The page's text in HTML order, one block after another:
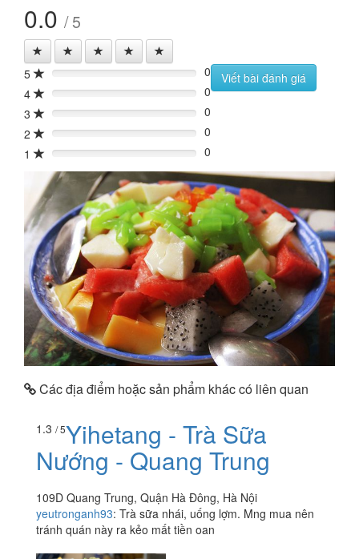
0.0 / 5
5 0%
0
4
0%
0
3
0%
0
2
0%
0
1
0% 0
Viết bài đánh giá
Các địa điểm hoặc sản phẩm khác có liên quan
1.3 / 5Yihetang - Trà Sữa
Nướng - Quang Trung
109D Quang Trung, Quận Hà Đông, Hà Nội
yeutronganh93: Trà sữa nhái, uống lợm. Mng mua nên
tránh quán này ra kẻo mất tiền oan